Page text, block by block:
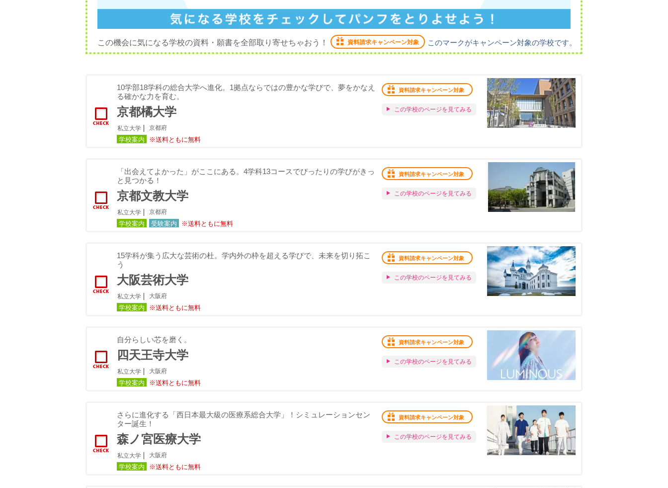
この機会に気になる学校の資料・願書を全部取り寄せちゃおう！ 資料請求キャンペーン対象 このマークがキャンペーン対象の学校です。
10学部18学科の総合大学へ進化。1拠点ならではの豊かな学びで、夢をかなえ
る確かな力を育む。
京都橘大学
私立大学 京都府
学校案内 ※送料ともに無料
資料請求キャンペーン対象
この学校のページを見てみる
「出会えてよかった」がここにある。4学科13コースでぴったりの学びがきっ
と見つかる！
京都文教大学
私立大学 京都府
学校案内 受験案内 ※送料ともに無料
資料請求キャンペーン対象
この学校のページを見てみる
15学科が集う広大な芸術の杜。学内外の枠を超える学びで、未来を切り拓こ
う
大阪芸術大学
私立大学 大阪府
学校案内 ※送料ともに無料
資料請求キャンペーン対象
この学校のページを見てみる
自分らしい芯を磨く。
四天王寺大学
私立大学 大阪府
学校案内 ※送料ともに無料
資料請求キャンペーン対象
この学校のページを見てみる
さらに進化する「西日本最大級の医療系総合大学」！シミュレーションセン
ター誕生！
森ノ宮医療大学
私立大学 大阪府
学校案内 ※送料ともに無料
資料請求キャンペーン対象
この学校のページを見てみる